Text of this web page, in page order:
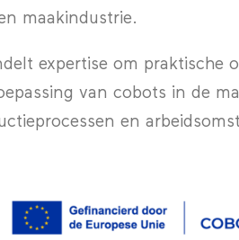
maakindustrie.
expertise om praktische
van cobots in de
en